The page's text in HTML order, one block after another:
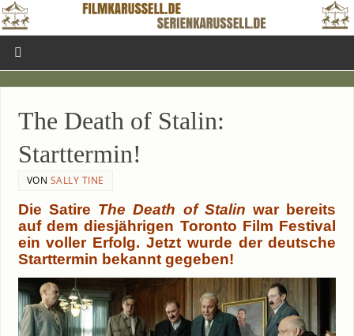
The Death of Sta­lin:
Starttermin!
VON SALLY TINE
Die Sati­re The Death of Sta­lin war bereits
auf dem dies­jäh­ri­gen Toron­to Film Fes­ti­val
ein vol­ler Erfolg. Jetzt wur­de der deut­sche
Start­ter­min bekannt gegeben!